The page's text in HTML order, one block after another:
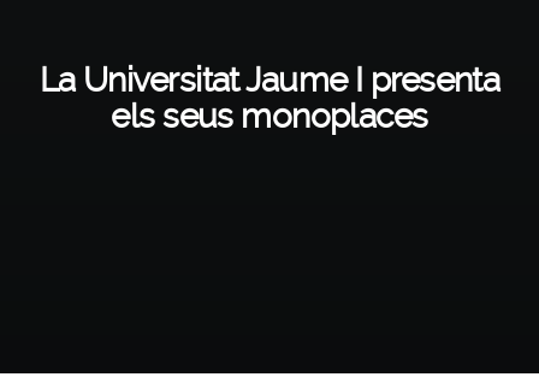
La Universitat Jaume I presenta
els seus monoplaces